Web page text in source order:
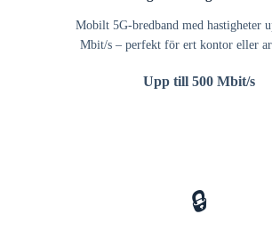
Mobilt 5G-bredband med hastigheter
Mbit/s – perfekt för ert kontor eller
Upp till 500 Mbit/s
🔒